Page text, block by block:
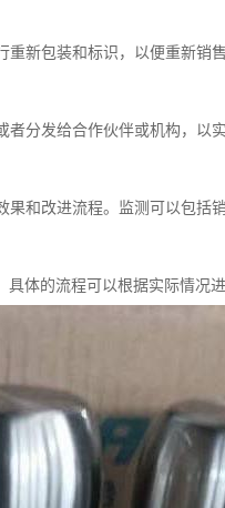
新包装和标识，以便重新销
分发给合作伙伴或机构，以
和改进流程。监测可以包括
体的流程可以根据实际情况进